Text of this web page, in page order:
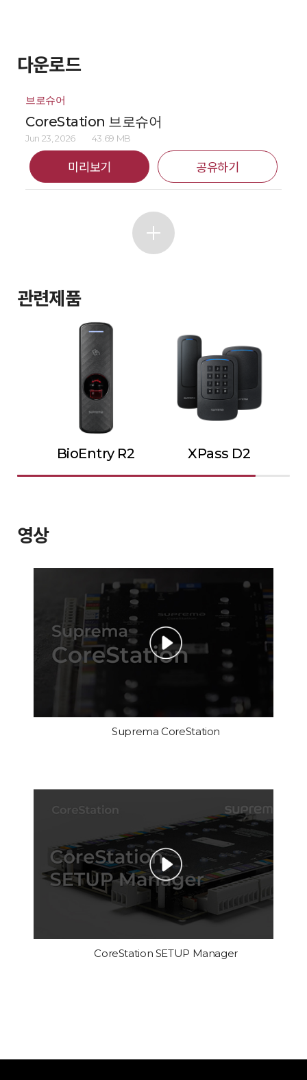
다운로드
브로슈어
CoreStation 브로슈어
Jun 23, 2026 43.69 MB
미리보기 공유하기
관련제품
BioEntry R2 XPass D2
영상
Suprema CoreStation
CoreStation SETUP Manager